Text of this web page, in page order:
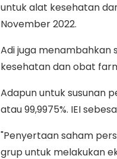
untuk alat kesehatan
November 2022.
Adi juga menambahkan
kesehatan dan obat
Adapun untuk susunan
atau 99,9975%. IEI
"Penyertaan saham
grup untuk melakukan